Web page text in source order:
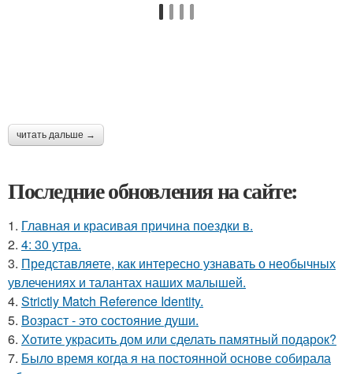
читать дальше →
Последние обновления на сайте:
1. Главная и красивая причина поездки в.
2. 4: 30 утра.
3. Представляете, как интересно узнавать о необычных
увлечениях и талантах наших малышей.
4. Strictly Match Reference Identity.
5. Возраст - это состояние души.
6. Хотите украсить дом или сделать памятный подарок?
7. Было время когда я на постоянной основе собирала